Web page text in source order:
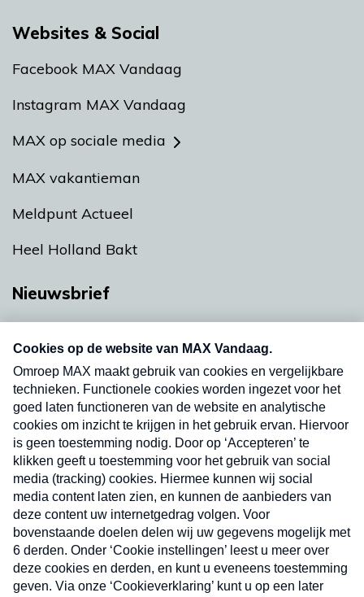
Websites & Social
Facebook MAX Vandaag
Instagram MAX Vandaag
MAX op sociale media
MAX vakantieman
Meldpunt Actueel
Heel Holland Bakt
Nieuwsbrief
nieuwsbrief. Elke vrijdag- en dinsdagochtend in
uw mailbox.
Verzend
Nieuwsbrief